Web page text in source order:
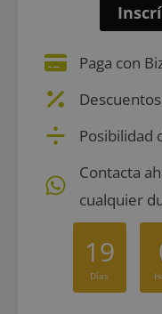
Paga con
Posibilidad
Contacta
cualquier
19
Días